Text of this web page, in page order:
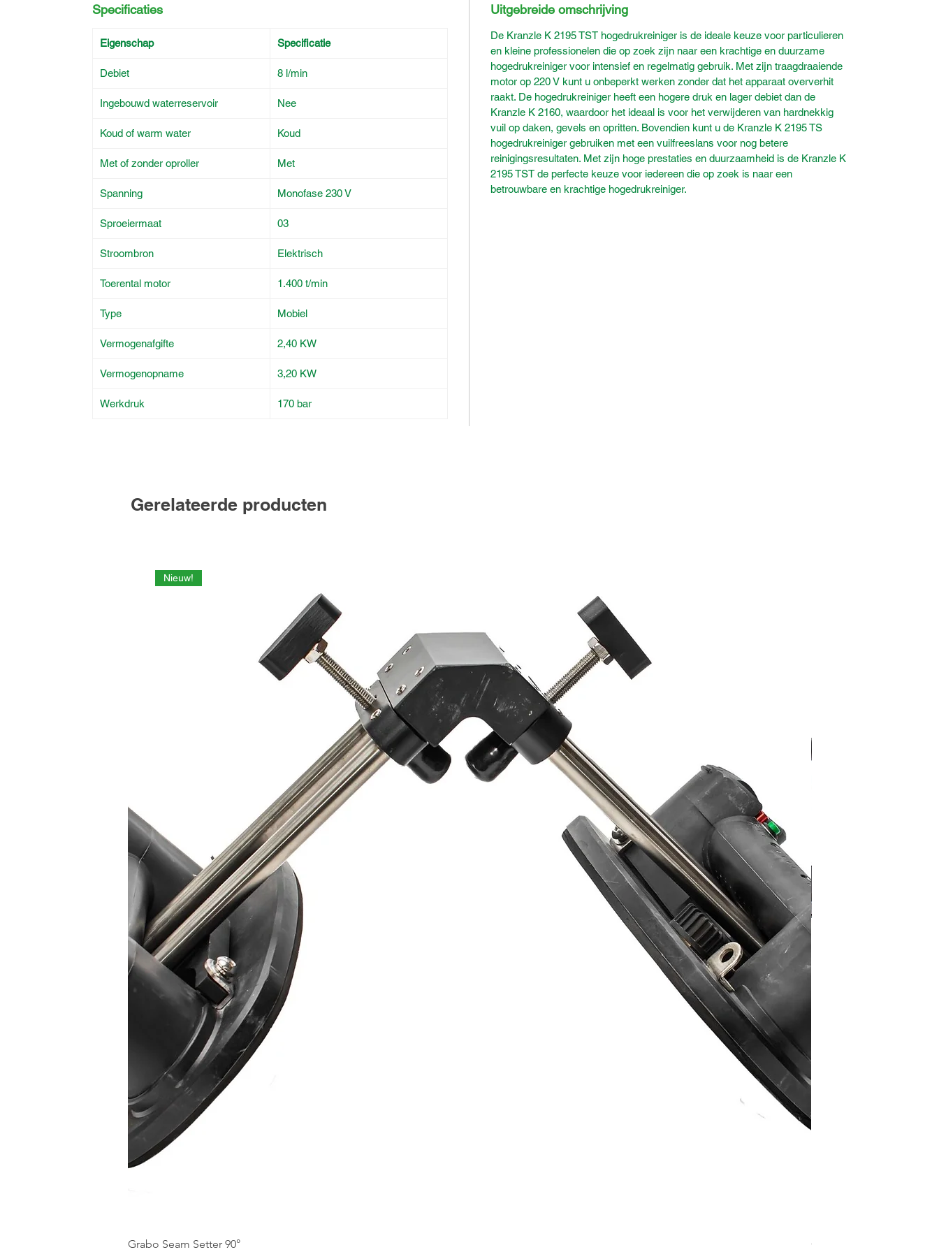
Specificaties
Eigenschap Specificatie
Debiet 8 l/min
Ingebouwd waterreservoir Nee
Koud of warm water Koud
Met of zonder oproller Met
Spanning Monofase 230 V
Sproeiermaat 03
Stroombron Elektrisch
Toerental motor 1.400 t/min
Type Mobiel
Vermogenafgifte 2,40 KW
Vermogenopname 3,20 KW
Werkdruk 170 bar
Uitgebreide omschrijving
De Kranzle K 2195 TST hogedrukreiniger is de ideale keuze voor particulieren
en kleine professionelen die op zoek zijn naar een krachtige en duurzame
hogedrukreiniger voor intensief en regelmatig gebruik. Met zijn traagdraaiende
motor op 220 V kunt u onbeperkt werken zonder dat het apparaat oververhit
raakt. De hogedrukreiniger heeft een hogere druk en lager debiet dan de
Kranzle K 2160, waardoor het ideaal is voor het verwijderen van hardnekkig
vuil op daken, gevels en opritten. Bovendien kunt u de Kranzle K 2195 TS
hogedrukreiniger gebruiken met een vuilfreeslans voor nog betere
reinigingsresultaten. Met zijn hoge prestaties en duurzaamheid is de Kranzle K
2195 TST de perfecte keuze voor iedereen die op zoek is naar een
betrouwbare en krachtige hogedrukreiniger.
Gerelateerde producten
Nieuw!
Grabo Seam Setter 90° Grabo Seam Setter Recht